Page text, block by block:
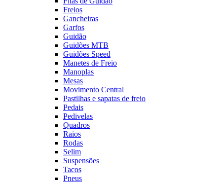
Freios
Gancheiras
Garfos
Guidão
Guidões MTB
Guidões Speed
Manetes de Freio
Manoplas
Mesas
Movimento Central
Pastilhas e sapatas de freio
Pedais
Pedivelas
Quadros
Raios
Rodas
Selim
Suspensões
Tacos
Pneus